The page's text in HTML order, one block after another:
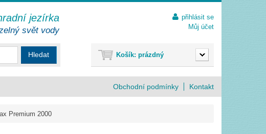
Premium 2000
Obchodní podmínky Kontakt
Hledat
přihlásit se
Můj účet
Košík: prázdný
jezírka
svět vody